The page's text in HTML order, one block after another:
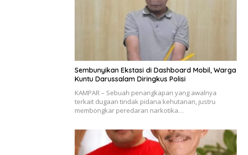
Sembunyikan Ekstasi di Dashboard Mobil, Warga
Kuntu Darussalam Diringkus Polisi
KAMPAR – Sebuah penangkapan yang awalnya
terkait dugaan tindak pidana kehutanan, justru
membongkar peredaran narkotika…